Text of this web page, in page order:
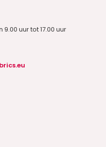
uur tot 17.00 uur